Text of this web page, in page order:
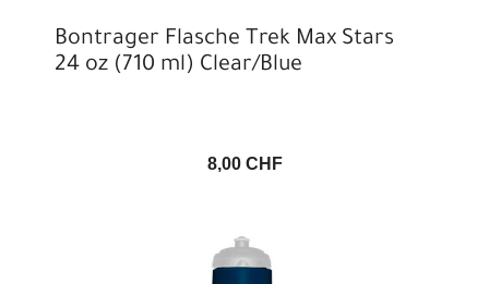
Bontrager Flasche Trek Max Stars
24 oz (710 ml) Clear/Blue
8,00 CHF